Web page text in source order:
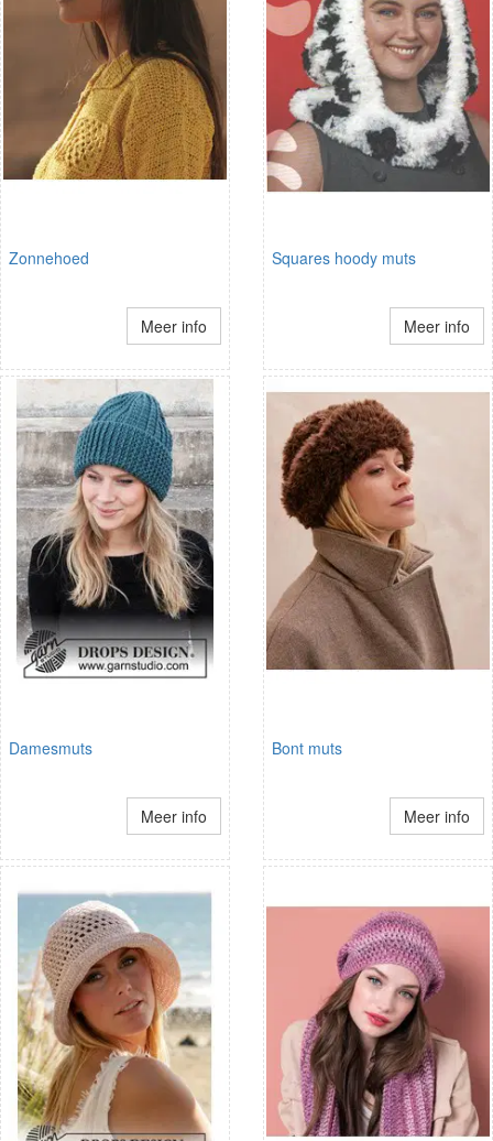
Zonnehoed
Meer info
Squares hoody muts
Meer info
Damesmuts
Meer info
Bont muts
Meer info